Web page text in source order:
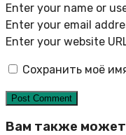
Enter your name or
Enter your email
Enter your website
Сохранить моё
Вам также может